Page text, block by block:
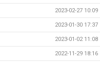
2023-02-27 10:09
2023-01-30 17:37
2023-01-02 11:08
2022-11-29 18:16